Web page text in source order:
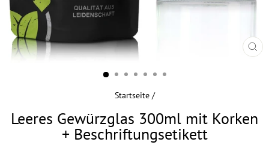
Startseite /
Leeres Gewürzglas 300ml mit Korken
+ Beschriftungsetikett